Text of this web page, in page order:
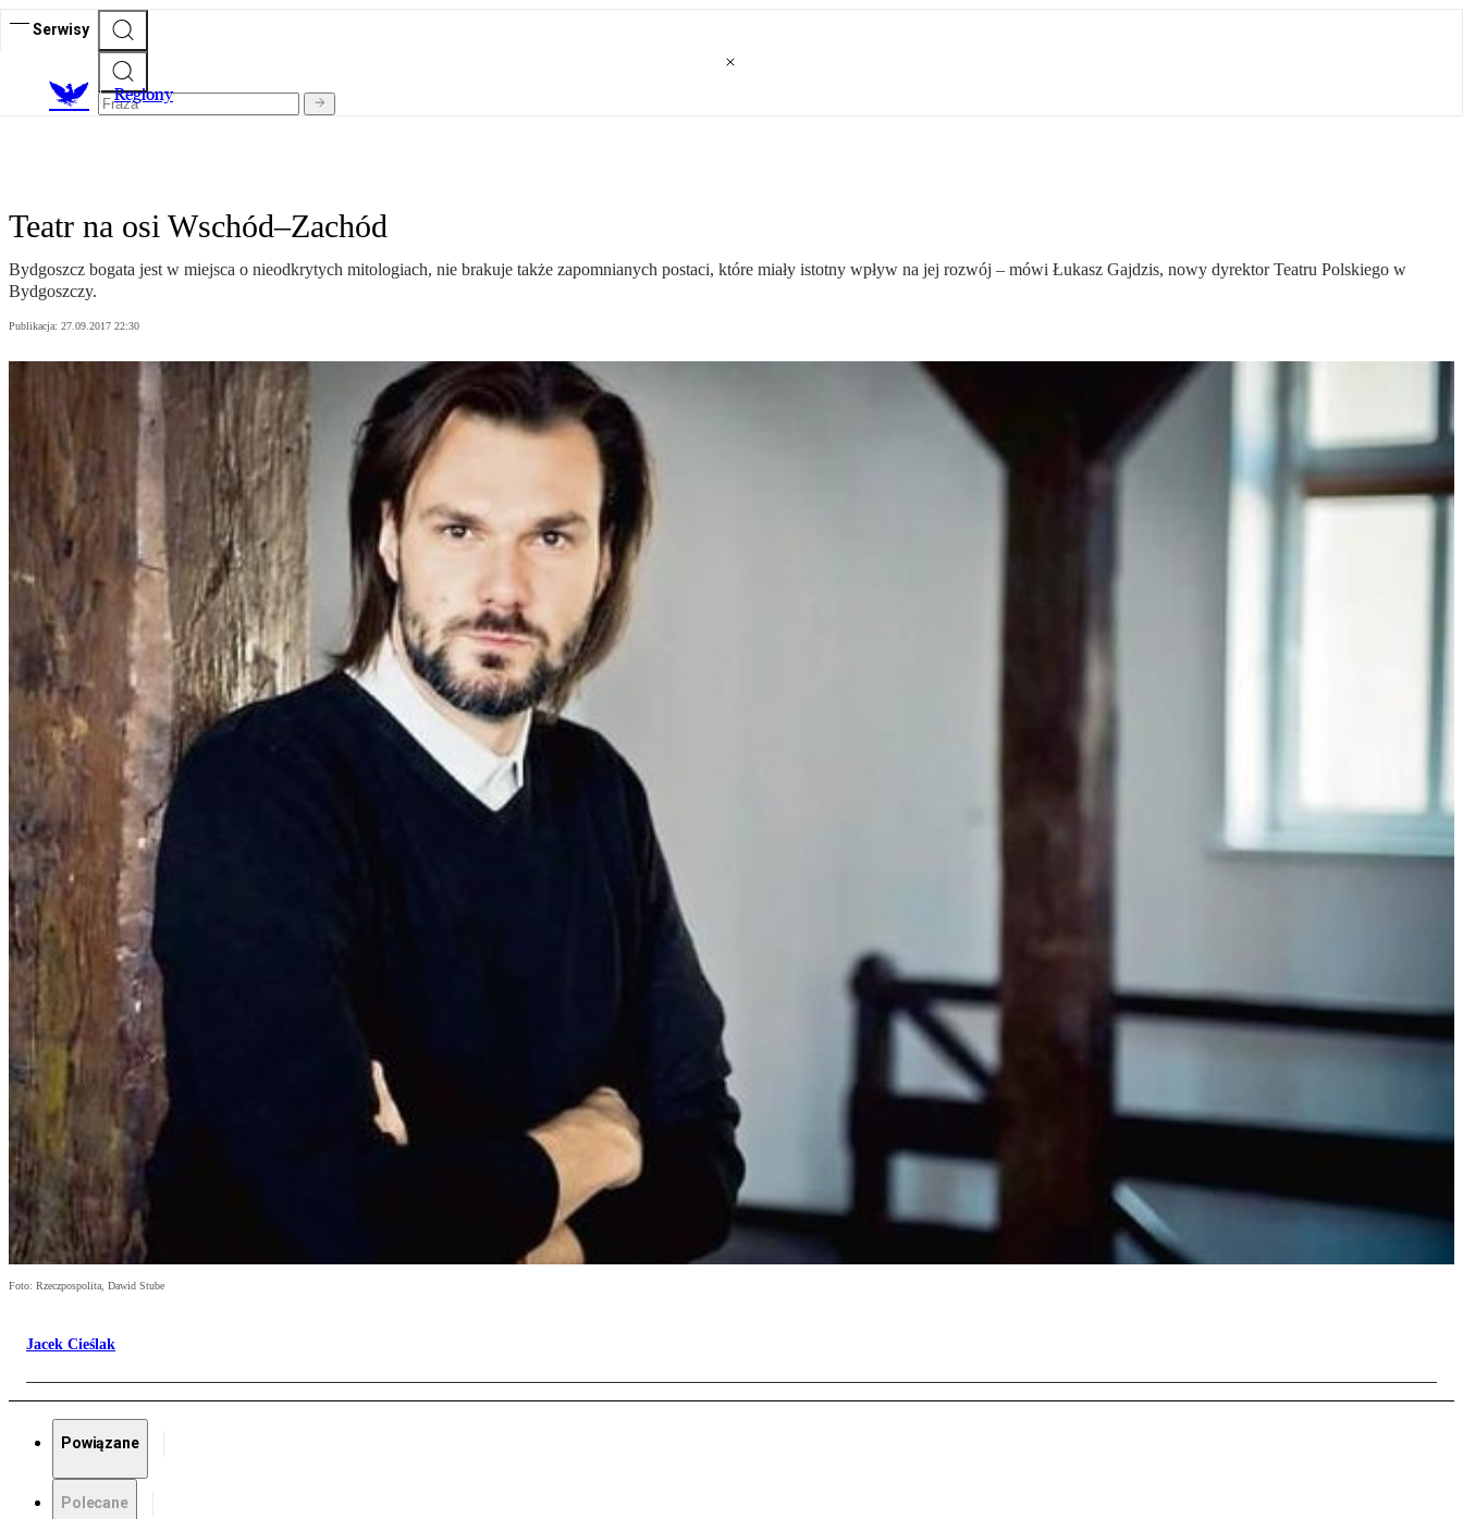
Serwisy
Regiony
Teatr na osi Wschód–Zachód
Bydgoszcz bogata jest w miejsca o nieodkrytych mitologiach, nie brakuje także zapomnianych postaci, które miały istotny wpływ na jej rozwój – mówi Łukasz Gajdzis, nowy dyrektor Teatru Polskiego w
Bydgoszczy.
Publikacja: 27.09.2017 22:30
Foto: Rzeczpospolita, Dawid Stube
Jacek Cieślak
Powiązane
Polecane